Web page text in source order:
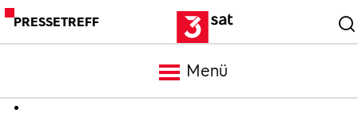
PRESSETREFF
Menü